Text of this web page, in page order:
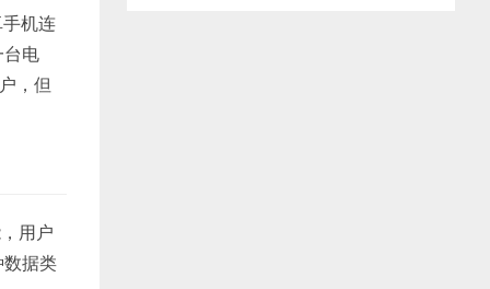
机连
电
，但
用户
据类